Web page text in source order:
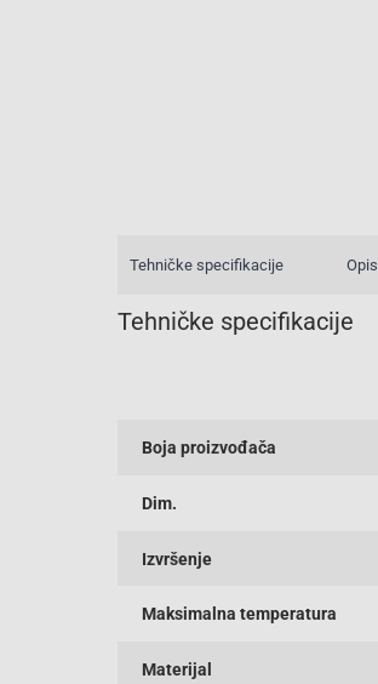
Tehničke specifikacije Opis
Tehničke specifikacije
Boja proizvođača
Dim.
Izvršenje
Maksimalna temperatura
Materijal